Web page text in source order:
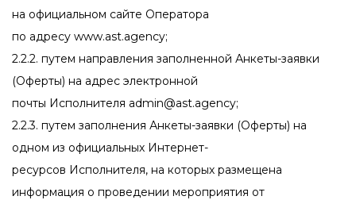
на официальном сайте Оператора
по адресу www.ast.agency;
2.2.2. путем направления заполненной Анкеты-заявки
(Оферты) на адрес электронной
почты Исполнителя admin@ast.agency;
2.2.3. путем заполнения Анкеты-заявки (Оферты) на
одном из официальных Интернет-
ресурсов Исполнителя, на которых размещена
информация о проведении мероприятия от